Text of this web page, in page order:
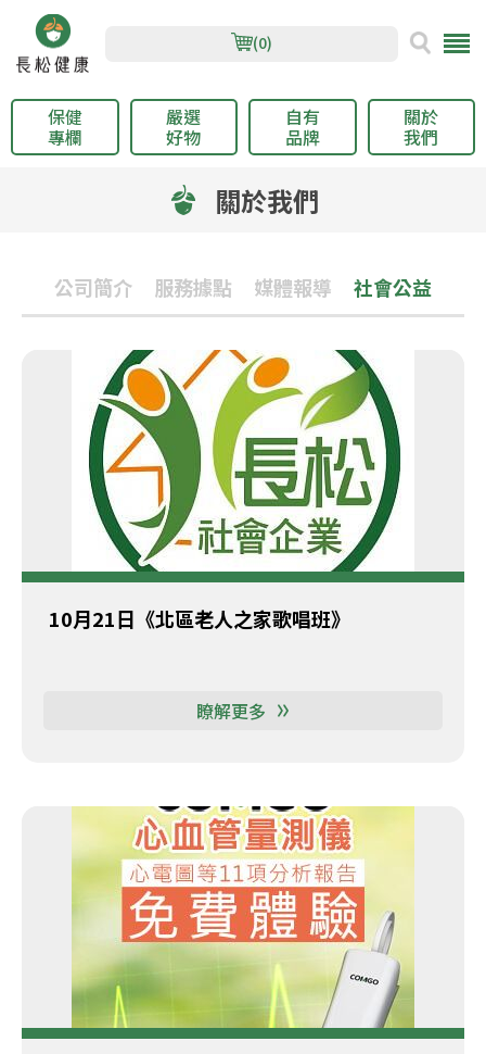
(0)
保健
專欄
嚴選
好物
自有
品牌
關於
我們
關於我們
公司簡介 服務據點 媒體報導 社會公益
10月21日《北區老人之家歌唱班》
瞭解更多